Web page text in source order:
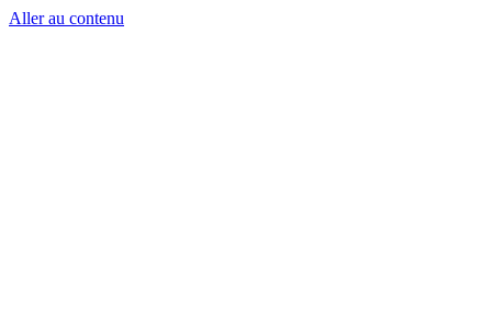
Aller au contenu